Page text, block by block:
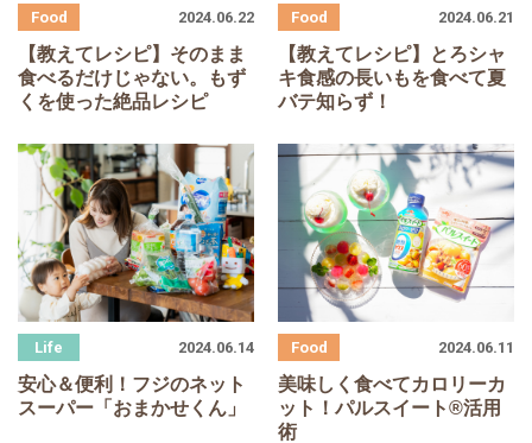
【教えてレシピ】そのまま
食べるだけじゃない。もず
くを使った絶品レシピ
2024.06.22
【教えてレシピ】とろシャ
キ食感の長いもを食べて夏
バテ知らず！
2024.06.21
安心＆便利！フジのネット
スーパー「おまかせくん」
2024.06.14
美味しく食べてカロリーカ
ット！パルスイート®活用
術
2024.06.11